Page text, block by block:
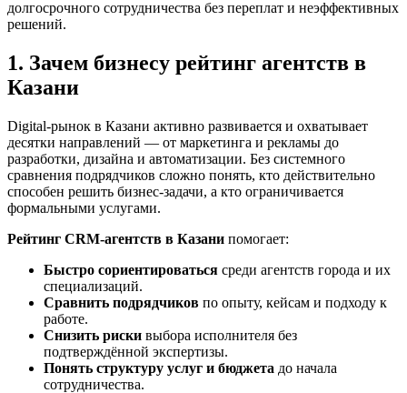
долгосрочного сотрудничества без переплат и неэффективных
решений.
1. Зачем бизнесу рейтинг агентств в
Казани
Digital-рынок в Казани активно развивается и охватывает
десятки направлений — от маркетинга и рекламы до
разработки, дизайна и автоматизации. Без системного
сравнения подрядчиков сложно понять, кто действительно
способен решить бизнес-задачи, а кто ограничивается
формальными услугами.
Рейтинг CRM-агентств в Казани помогает:
Быстро сориентироваться среди агентств города и их
специализаций.
Сравнить подрядчиков по опыту, кейсам и подходу к
работе.
Снизить риски выбора исполнителя без
подтверждённой экспертизы.
Понять структуру услуг и бюджета до начала
сотрудничества.